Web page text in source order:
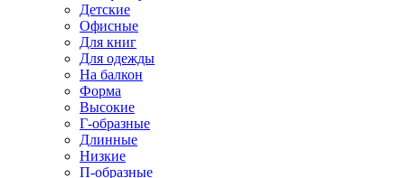
Детские
Офисные
Для книг
Для одежды
На балкон
Форма
Высокие
Г-образные
Длинные
Низкие
П-образные